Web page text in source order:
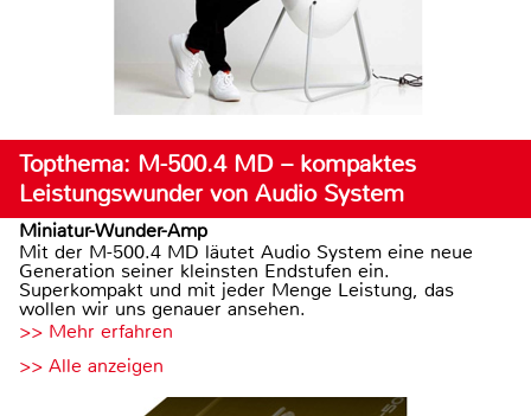
Topthema: M-500.4 MD – kompaktes
Leistungswunder von Audio System
Miniatur-Wunder-Amp
Mit der M-500.4 MD läutet Audio System eine neue
Generation seiner kleinsten Endstufen ein.
Superkompakt und mit jeder Menge Leistung, das
wollen wir uns genauer ansehen.
>> Mehr erfahren
>> Alle anzeigen